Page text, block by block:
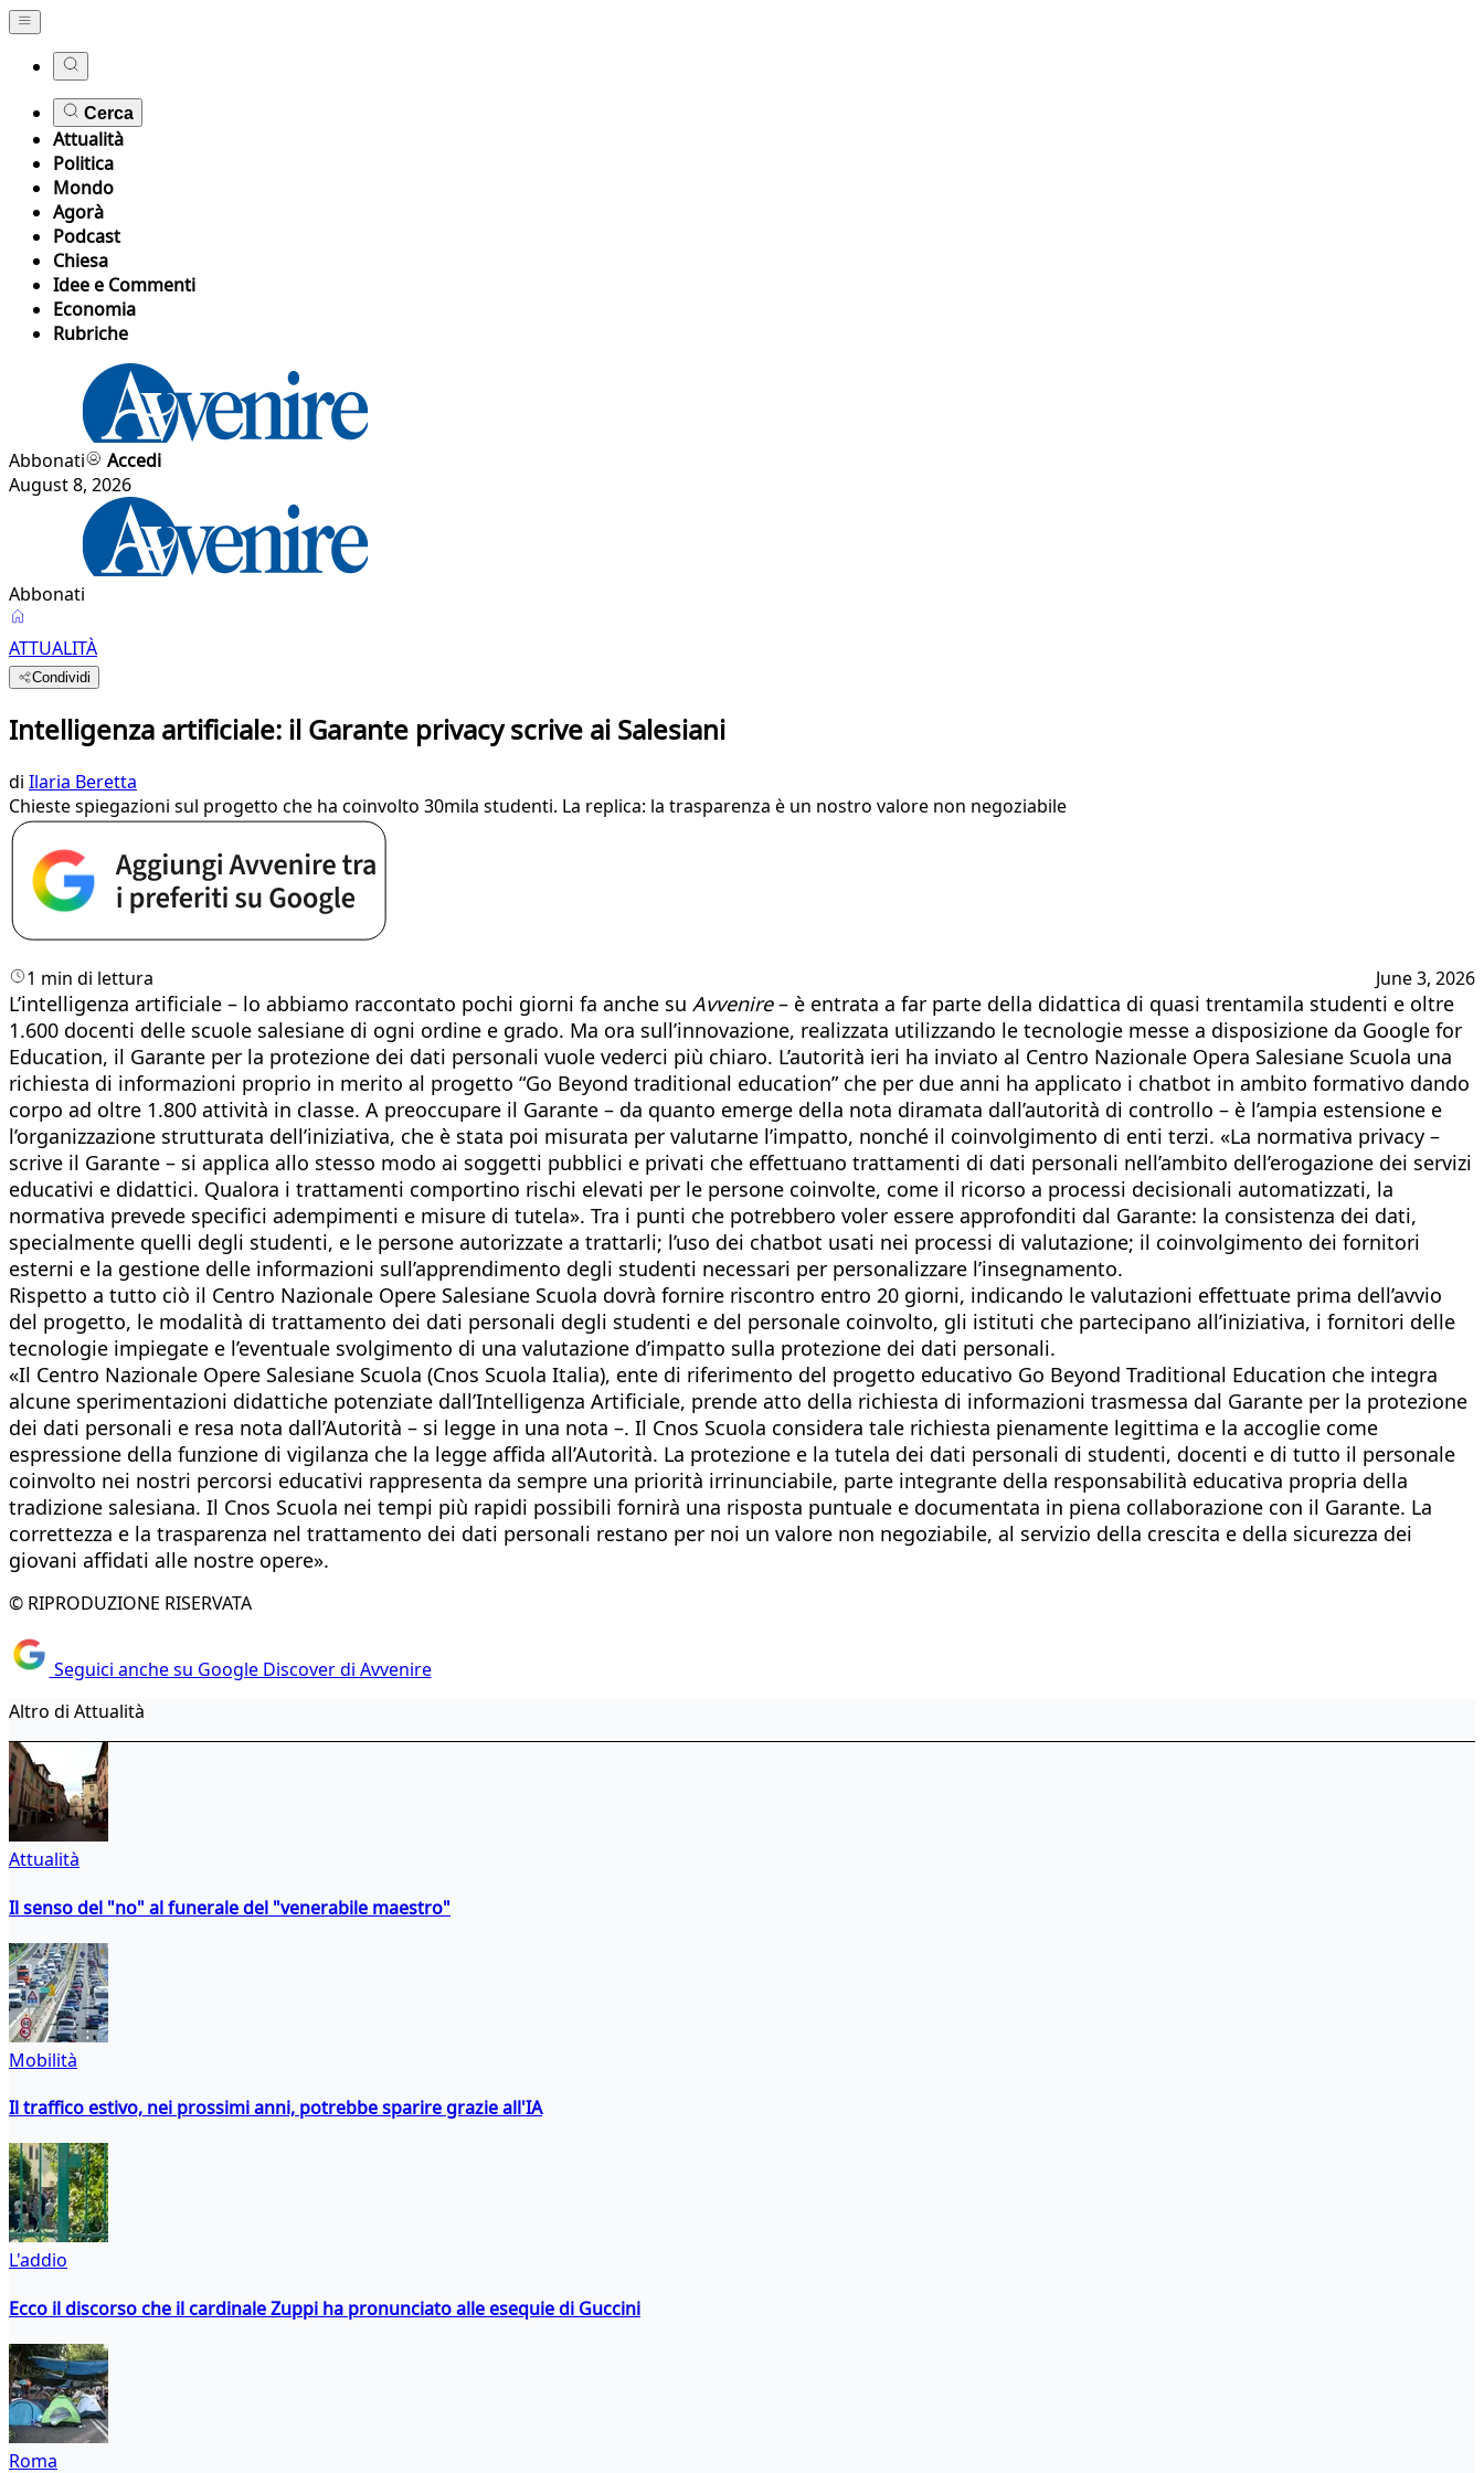
Cerca
Attualità
Politica
Mondo
Agorà
Podcast
Chiesa
Idee e Commenti
Economia
Rubriche
Abbonati
Accedi
August 8, 2026
Abbonati
ATTUALITÀ
Condividi
Intelligenza artificiale: il Garante privacy scrive ai Salesiani
di Ilaria Beretta
Chieste spiegazioni sul progetto che ha coinvolto 30mila studenti. La replica: la trasparenza è un nostro valore non negoziabile
1 min di lettura June 3, 2026
L’intelligenza artificiale – lo abbiamo raccontato pochi giorni fa anche su Avvenire– è entrata a far parte della didattica di quasi trentamila studenti e oltre
1.600 docenti delle scuole salesiane di ogni ordine e grado. Ma ora sull’innovazione, realizzata utilizzando le tecnologie messe a disposizione da Google for
Education, il Garante per la protezione dei dati personali vuole vederci più chiaro. L’autorità ieri ha inviato al Centro Nazionale Opera Salesiane Scuola una
richiesta di informazioni proprio in merito al progetto “Go Beyond traditional education” che per due anni ha applicato i chatbot in ambito formativo dando
corpo ad oltre 1.800 attività in classe. A preoccupare il Garante – da quanto emerge della nota diramata dall’autorità di controllo – è l’ampia estensione e
l’organizzazione strutturata dell’iniziativa, che è stata poi misurata per valutarne l’impatto, nonché il coinvolgimento di enti terzi. «La normativa privacy –
scrive il Garante – si applica allo stesso modo ai soggetti pubblici e privati che effettuano trattamenti di dati personali nell’ambito dell’erogazione dei servizi
educativi e didattici. Qualora i trattamenti comportino rischi elevati per le persone coinvolte, come il ricorso a processi decisionali automatizzati, la
normativa prevede specifici adempimenti e misure di tutela». Tra i punti che potrebbero voler essere approfonditi dal Garante: la consistenza dei dati,
specialmente quelli degli studenti, e le persone autorizzate a trattarli; l’uso dei chatbot usati nei processi di valutazione; il coinvolgimento dei fornitori
esterni e la gestione delle informazioni sull’apprendimento degli studenti necessari per personalizzare l’insegnamento.
Rispetto a tutto ciò il Centro Nazionale Opere Salesiane Scuola dovrà fornire riscontro entro 20 giorni, indicando le valutazioni effettuate prima dell’avvio
del progetto, le modalità di trattamento dei dati personali degli studenti e del personale coinvolto, gli istituti che partecipano all’iniziativa, i fornitori delle
tecnologie impiegate e l’eventuale svolgimento di una valutazione d’impatto sulla protezione dei dati personali.
«Il Centro Nazionale Opere Salesiane Scuola (Cnos Scuola Italia), ente di riferimento del progetto educativo Go Beyond Traditional Education che integra
alcune sperimentazioni didattiche potenziate dall’Intelligenza Artificiale, prende atto della richiesta di informazioni trasmessa dal Garante per la protezione
dei dati personali e resa nota dall’Autorità – si legge in una nota –. Il Cnos Scuola considera tale richiesta pienamente legittima e la accoglie come
espressione della funzione di vigilanza che la legge affida all’Autorità. La protezione e la tutela dei dati personali di studenti, docenti e di tutto il personale
coinvolto nei nostri percorsi educativi rappresenta da sempre una priorità irrinunciabile, parte integrante della responsabilità educativa propria della
tradizione salesiana. Il Cnos Scuola nei tempi più rapidi possibili fornirà una risposta puntuale e documentata in piena collaborazione con il Garante. La
correttezza e la trasparenza nel trattamento dei dati personali restano per noi un valore non negoziabile, al servizio della crescita e della sicurezza dei
giovani affidati alle nostre opere».
© RIPRODUZIONE RISERVATA
Seguici anche su Google Discover di Avvenire
Altro di Attualità
Attualità
Il senso del "no" al funerale del "venerabile maestro"
Mobilità
Il traffico estivo, nei prossimi anni, potrebbe sparire grazie all'IA
L'addio
Ecco il discorso che il cardinale Zuppi ha pronunciato alle esequie di Guccini
Roma